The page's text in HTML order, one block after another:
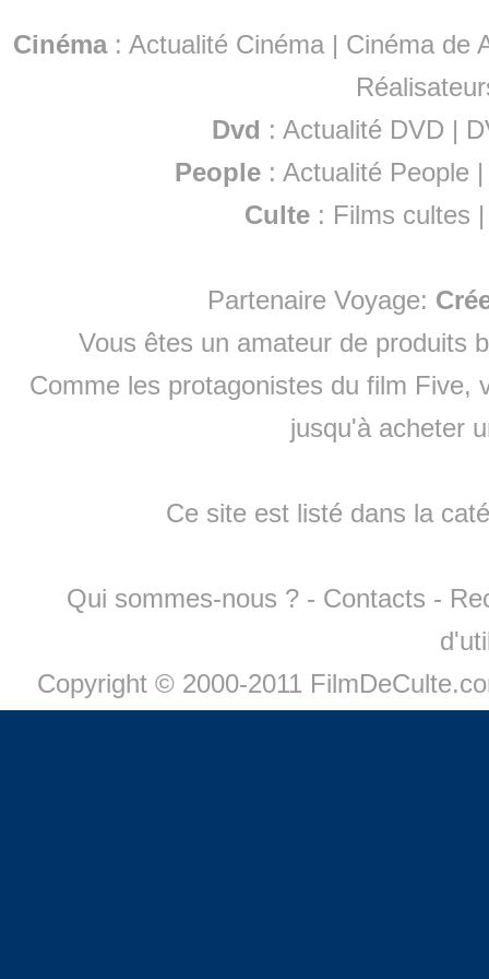
Cinéma: Actualité Cinéma | Cinéma de
Dvd : Actualité DVD |
People :Actualité People
Culte : Films cultes
Partenaire Voyage:
Vous êtes un amateur de produits
Comme les protagonistes du film Five,
jusqu'à acheter
Ce site est listé dans la
Qui sommes-nous ? - Contacts -
Copyright © 2000-2011